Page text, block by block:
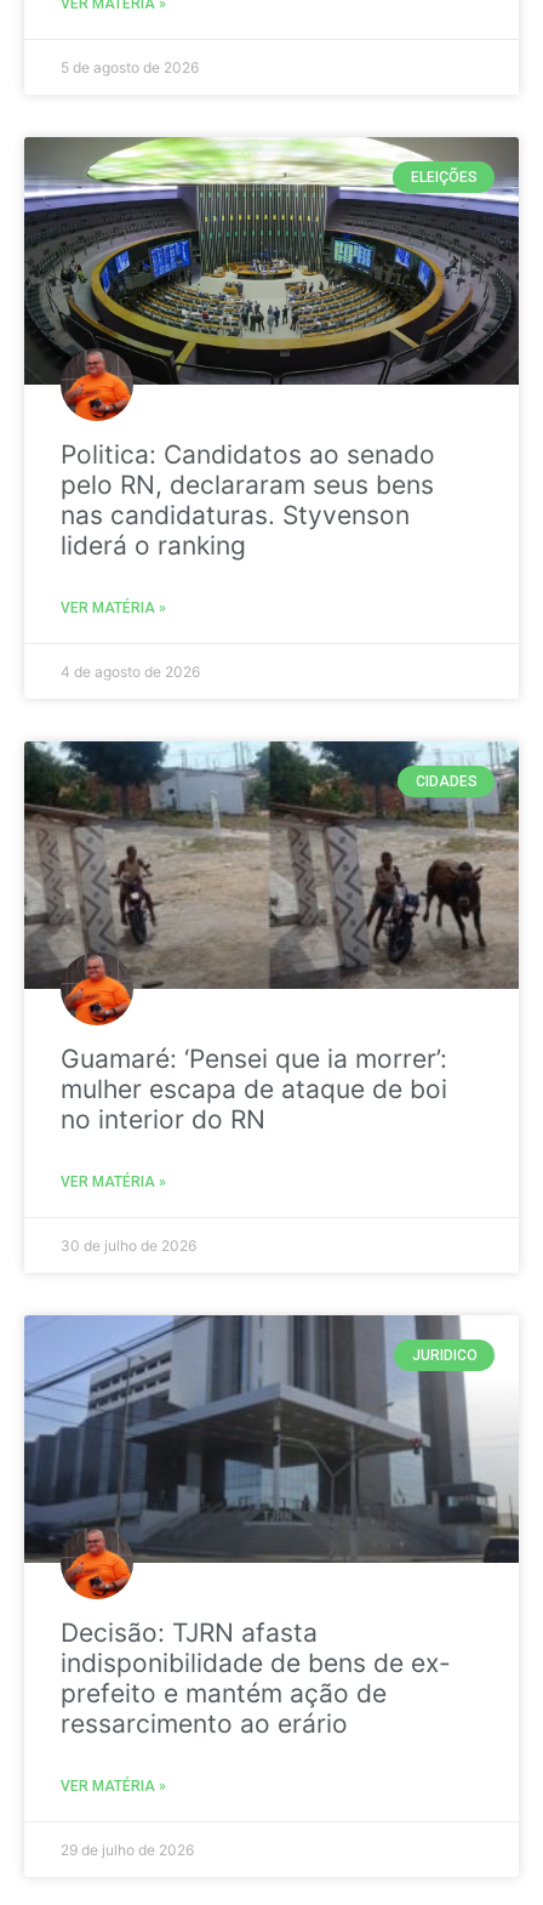
5 de agosto de 2026
ELEIÇÕES
Politica: Candidatos ao senado
pelo RN, declararam seus bens
nas candidaturas. Styvenson
liderá o ranking
VER MATÉRIA »
4 de agosto de 2026
CIDADES
Guamaré: ‘Pensei que ia morrer’:
mulher escapa de ataque de boi
no interior do RN
VER MATÉRIA »
30 de julho de 2026
JURIDICO
Decisão: TJRN afasta
indisponibilidade de bens de ex-
prefeito e mantém ação de
ressarcimento ao erário
VER MATÉRIA »
29 de julho de 2026